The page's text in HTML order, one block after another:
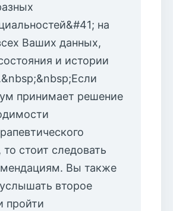
на
Ваших данных,
и истории
принимает решение
то стоит следовать
Вы также
второе
пройти